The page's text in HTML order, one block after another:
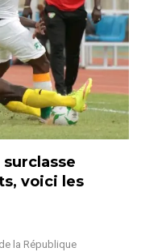
surclasse
voici les
la République